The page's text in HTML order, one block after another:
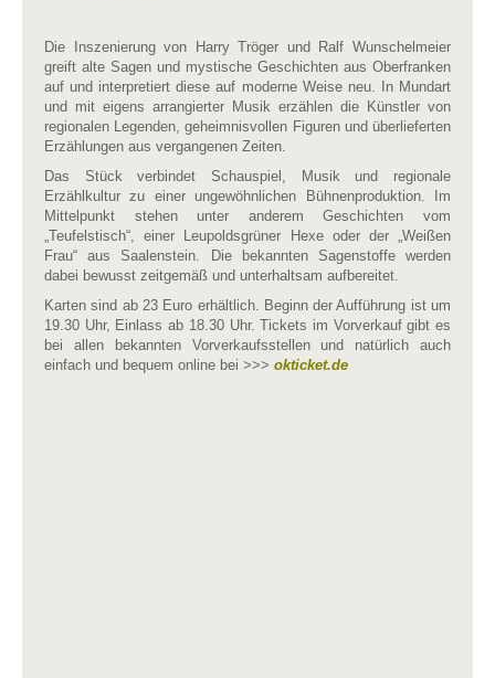
Die Inszenierung von Harry Tröger und Ralf Wunschelmeier
greift alte Sagen und mystische Geschichten aus Oberfranken
auf und interpretiert diese auf moderne Weise neu. In Mundart
und mit eigens arrangierter Musik erzählen die Künstler von
regionalen Legenden, geheimnisvollen Figuren und überlieferten
Erzählungen aus vergangenen Zeiten.
Das Stück verbindet Schauspiel, Musik und regionale
Erzählkultur zu einer ungewöhnlichen Bühnenproduktion. Im
Mittelpunkt stehen unter anderem Geschichten vom
„Teufelstisch“, einer Leupoldsgrüner Hexe oder der „Weißen
Frau“ aus Saalenstein. Die bekannten Sagenstoffe werden
dabei bewusst zeitgemäß und unterhaltsam aufbereitet.
Karten sind ab 23 Euro erhältlich. Beginn der Aufführung ist um
19.30 Uhr, Einlass ab 18.30 Uhr. Tickets im Vorverkauf gibt es
bei allen bekannten Vorverkaufsstellen und natürlich auch
einfach und bequem online bei >>> okticket.de